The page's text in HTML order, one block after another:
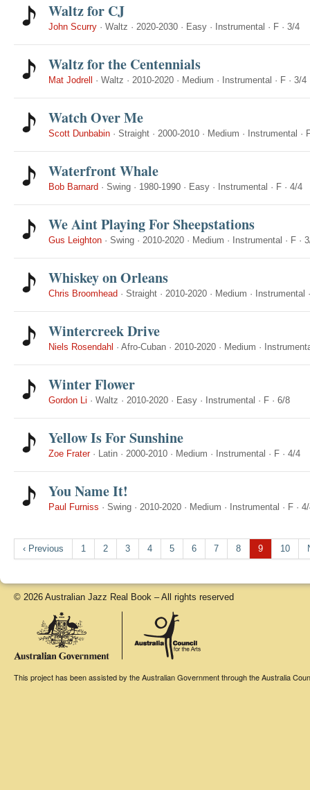
Waltz for CJ
John Scurry · Waltz · 2020-2030 · Easy · Instrumental · F · 3/4
Waltz for the Centennials
Mat Jodrell · Waltz · 2010-2020 · Medium · Instrumental · F · 3/4
Watch Over Me
Scott Dunbabin · Straight · 2000-2010 · Medium · Instrumental ·
Waterfront Whale
Bob Barnard · Swing · 1980-1990 · Easy · Instrumental · F · 4/4
We Aint Playing For Sheepstations
Gus Leighton · Swing · 2010-2020 · Medium · Instrumental · F ·
Whiskey on Orleans
Chris Broomhead · Straight · 2010-2020 · Medium · Instrumental
Wintercreek Drive
Niels Rosendahl · Afro-Cuban · 2010-2020 · Medium ·
Winter Flower
Gordon Li · Waltz · 2010-2020 · Easy · Instrumental · F · 6/8
Yellow Is For Sunshine
Zoe Frater· Latin · 2000-2010 · Medium · Instrumental · F · 4/4
You Name It!
Paul Furniss · Swing · 2010-2020 · Medium · Instrumental · F ·
‹ Previous 1 2 3 4 5 6 7 8 9 10
© 2026 Australian Jazz Real Book – All rights reserved
This project has been assisted by the Australian Government through the Australia